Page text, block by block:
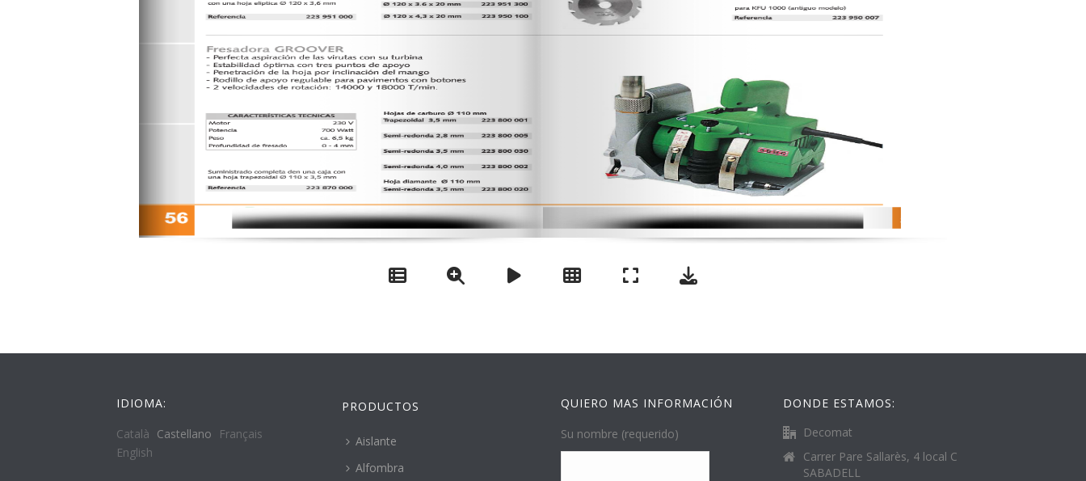
IDIOMA:
Català Castellano
Français
English
PRODUCTOS
Aislante
Alfombra
QUIERO MAS INFORMACIÓN
Su nombre (requerido)
DONDE ESTAMOS:
Decomat
Carrer Pare Sallarès, 4 local C
SABADELL